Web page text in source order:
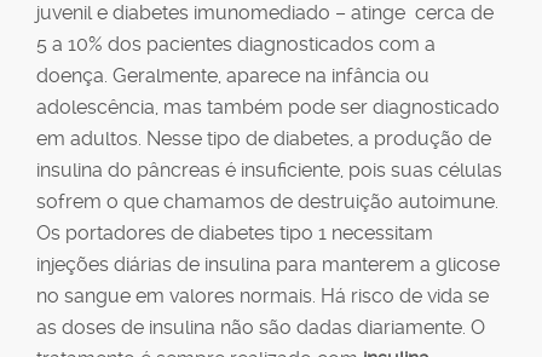
juvenil e diabetes imunomediado – atinge cerca de
5 a 10% dos pacientes diagnosticados com a
doença. Geralmente, aparece na infância ou
adolescência, mas também pode ser diagnosticado
em adultos. Nesse tipo de diabetes, a produção de
insulina do pâncreas é insuficiente, pois suas células
sofrem o que chamamos de destruição autoimune.
Os portadores de diabetes tipo 1 necessitam
injeções diárias de insulina para manterem a glicose
no sangue em valores normais. Há risco de vida se
as doses de insulina não são dadas diariamente. O